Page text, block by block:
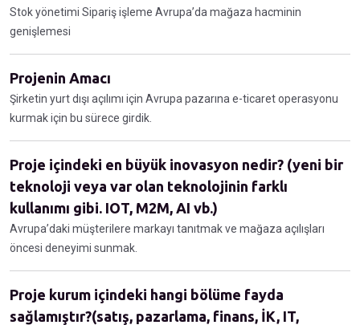
Stok yönetimi Sipariş işleme Avrupa’da mağaza hacminin
genişlemesi
Projenin Amacı
Şirketin yurt dışı açılımı için Avrupa pazarına e-ticaret operasyonu
kurmak için bu sürece girdik.
Proje içindeki en büyük inovasyon nedir? (yeni bir
teknoloji veya var olan teknolojinin farklı
kullanımı gibi. IOT, M2M, AI vb.)
Avrupa’daki müşterilere markayı tanıtmak ve mağaza açılışları
öncesi deneyimi sunmak.
Proje kurum içindeki hangi bölüme fayda
sağlamıştır?(satış, pazarlama, finans, İK, IT,